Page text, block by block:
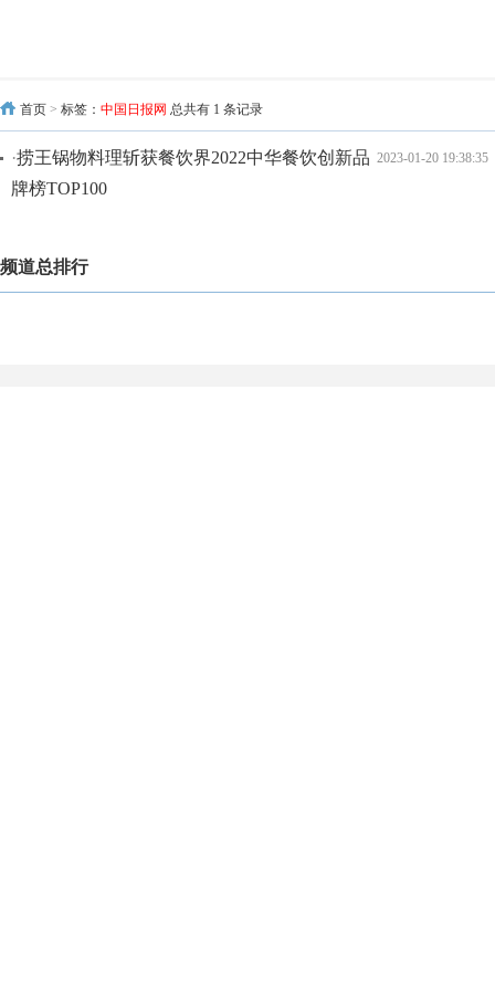
首页 > 标签： 中国日报网 总共有 1 条记录
2023-01-20 19:38:35
·捞王锅物料理斩获餐饮界2022中华餐饮创新品
牌榜TOP100
频道总排行